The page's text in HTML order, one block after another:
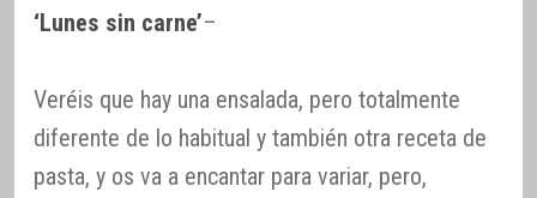
‘Lunes sin carne’–
Veréis que hay una ensalada, pero totalmente
diferente de lo habitual y también otra receta de
pasta, y os va a encantar para variar, pero,